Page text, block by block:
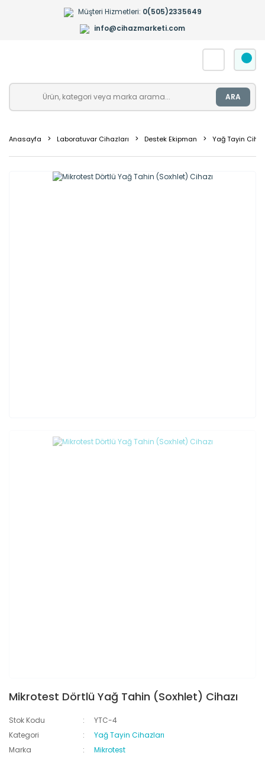
Müşteri Hizmetleri: 0(505)2335649
info@cihazmarketi.com
ARA
Anasayfa Laboratuvar Cihazları Destek Ekipman Yağ Tayin
Mikrotest Dörtlü Yağ Tahin (Soxhlet) Cihazı
Stok Kodu
YTC-4
Kategori
Yağ Tayin Cihazları
Marka
Mikrotest